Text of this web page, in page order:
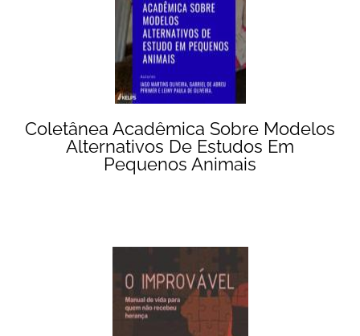
Coletânea Acadêmica Sobre Modelos
Alternativos De Estudos Em
Pequenos Animais